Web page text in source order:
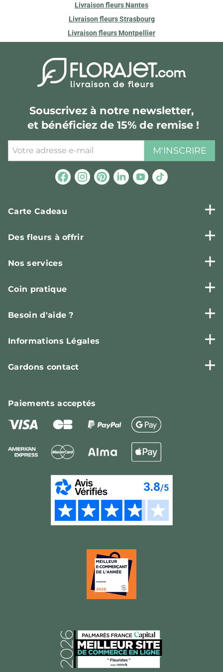
Livraison fleurs Nantes
Livraison fleurs Strasbourg
Livraison fleurs Montpellier
Souscrivez à notre newsletter,
et bénéficiez de 15% de remise !
M'INSCRIRE
Carte Cadeau
Des fleurs à offrir
Nos services
Coin pratique
Besoin d'aide ?
Informations Légales
Gardons contact
Paiementsacceptés